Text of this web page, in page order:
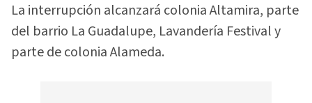
La interrupción alcanzará colonia Altamira, parte
del barrio La Guadalupe, Lavandería Festival y
parte de colonia Alameda.